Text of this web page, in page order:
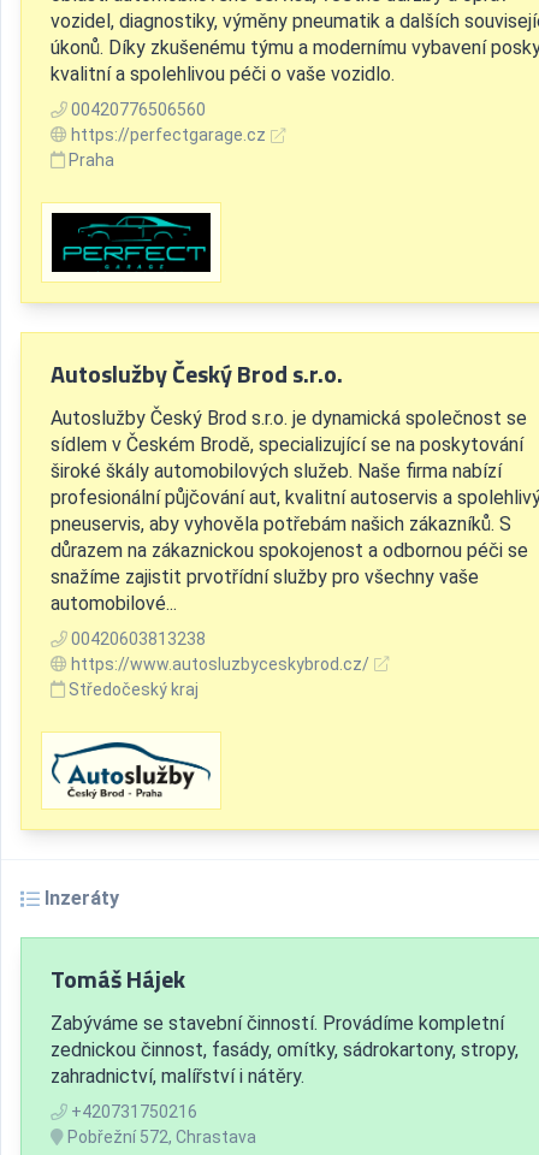
vozidel, diagnostiky, výměny pneumatik a dalších
úkonů. Díky zkušenému týmu a modernímu vybavení
kvalitní a spolehlivou péči o vaše vozidlo.
00420776506560
https://perfectgarage.cz
Praha
Autoslužby Český Brod s.r.o.
Autoslužby Český Brod s.r.o. je dynamická společnost se
sídlem v Českém Brodě, specializující se na poskytování
široké škály automobilových služeb. Naše firma nabízí
profesionální půjčování aut, kvalitní autoservis a
pneuservis, aby vyhověla potřebám našich zákazníků. S
důrazem na zákaznickou spokojenost a odbornou péči se
snažíme zajistit prvotřídní služby pro všechny vaše
automobilové...
00420603813238
https://www.autosluzbyceskybrod.cz/
Středočeský kraj
Inzeráty
Tomáš Hájek
Zabýváme se stavební činností. Provádíme kompletní
zednickou činnost, fasády, omítky, sádrokartony, stropy,
zahradnictví, malířství i nátěry.
+420731750216
Pobřežní 572, Chrastava